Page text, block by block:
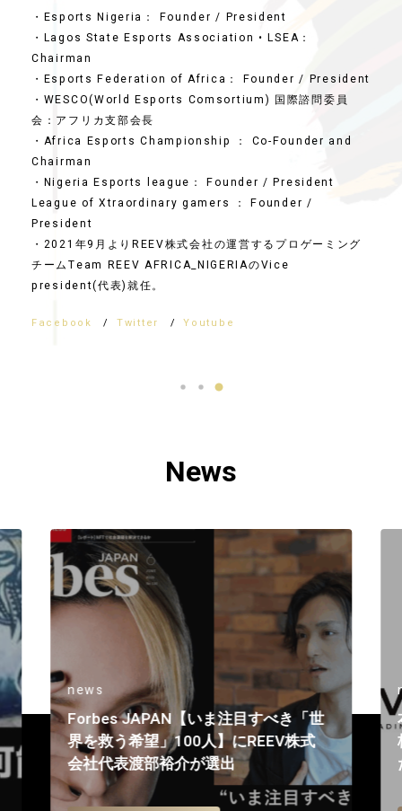
・Esports Nigeria： Founder / President
・Lagos State Esports Association • LSEA：
Chairman
・Esports Federation of Africa： Founder / President
・WESCO(World Esports Comsortium) 国際諮問委員
会：アフリカ支部会長
・Africa Esports Championship ： Co-Founder and
Chairman
・Nigeria Esports league： Founder / President
League of Xtraordinary gamers ： Founder /
President
・2021年9月よりREEV株式会社の運営するプロゲーミング
チームTeam REEV AFRICA_NIGERIAのVice
president(代表)就任。
Facebook Twitter Youtube
News
news
Forbes JAPAN【いま注目すべき「世
界を救う希望」100人】にREEV株式
会社代表渡部裕介が選出